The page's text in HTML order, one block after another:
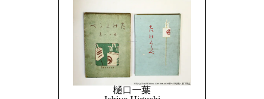
樋口一葉